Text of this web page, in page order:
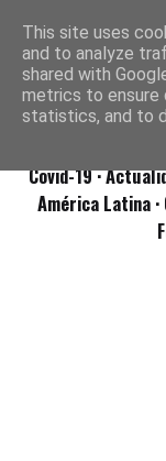
Covid-19·
América Latina ·
This site uses
and to analyze
shared with
metrics to ensure
statistics, and to